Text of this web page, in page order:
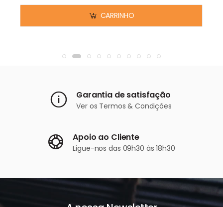
CARRINHO
Garantia de satisfação
Ver os Termos & Condições
Apoio ao Cliente
Ligue-nos das 09h30 às 18h30